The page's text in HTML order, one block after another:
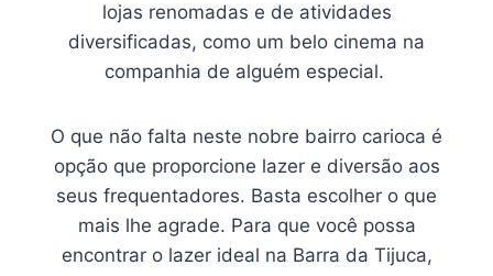
lojas renomadas e de atividades
diversificadas, como um belo cinema na
companhia de alguém especial.
O que não falta neste nobre bairro carioca é
opção que proporcione lazer e diversão aos
seus frequentadores. Basta escolher o que
mais lhe agrade. Para que você possa
encontrar o lazer ideal na Barra da Tijuca,